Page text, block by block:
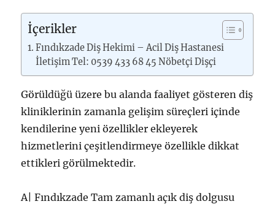
İçerikler
Fındıkzade Diş Hekimi – Acil Diş Hastanesi
İletişim Tel: 0539 433 68 45 Nöbetçi Dişçi
Görüldüğü üzere bu alanda faaliyet gösteren diş
kliniklerinin zamanla gelişim süreçleri içinde
kendilerine yeni özellikler ekleyerek
hizmetlerini çeşitlendirmeye özellikle dikkat
ettikleri görülmektedir.
A| Fındıkzade Tam zamanlı açık diş dolgusu